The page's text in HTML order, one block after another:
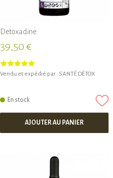
Detoxadine
39,50 €
Vendu et expédié par : SANTÉ DÉTOX
En stock
AJOUTER AU PANIER